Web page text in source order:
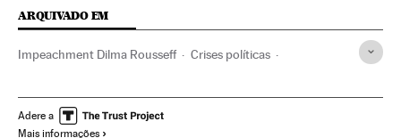
ARQUIVADO EM
Impeachment Dilma Rousseff Crises políticas
Dilma Rousseff Destituições políticas
Adere a
Mais informações